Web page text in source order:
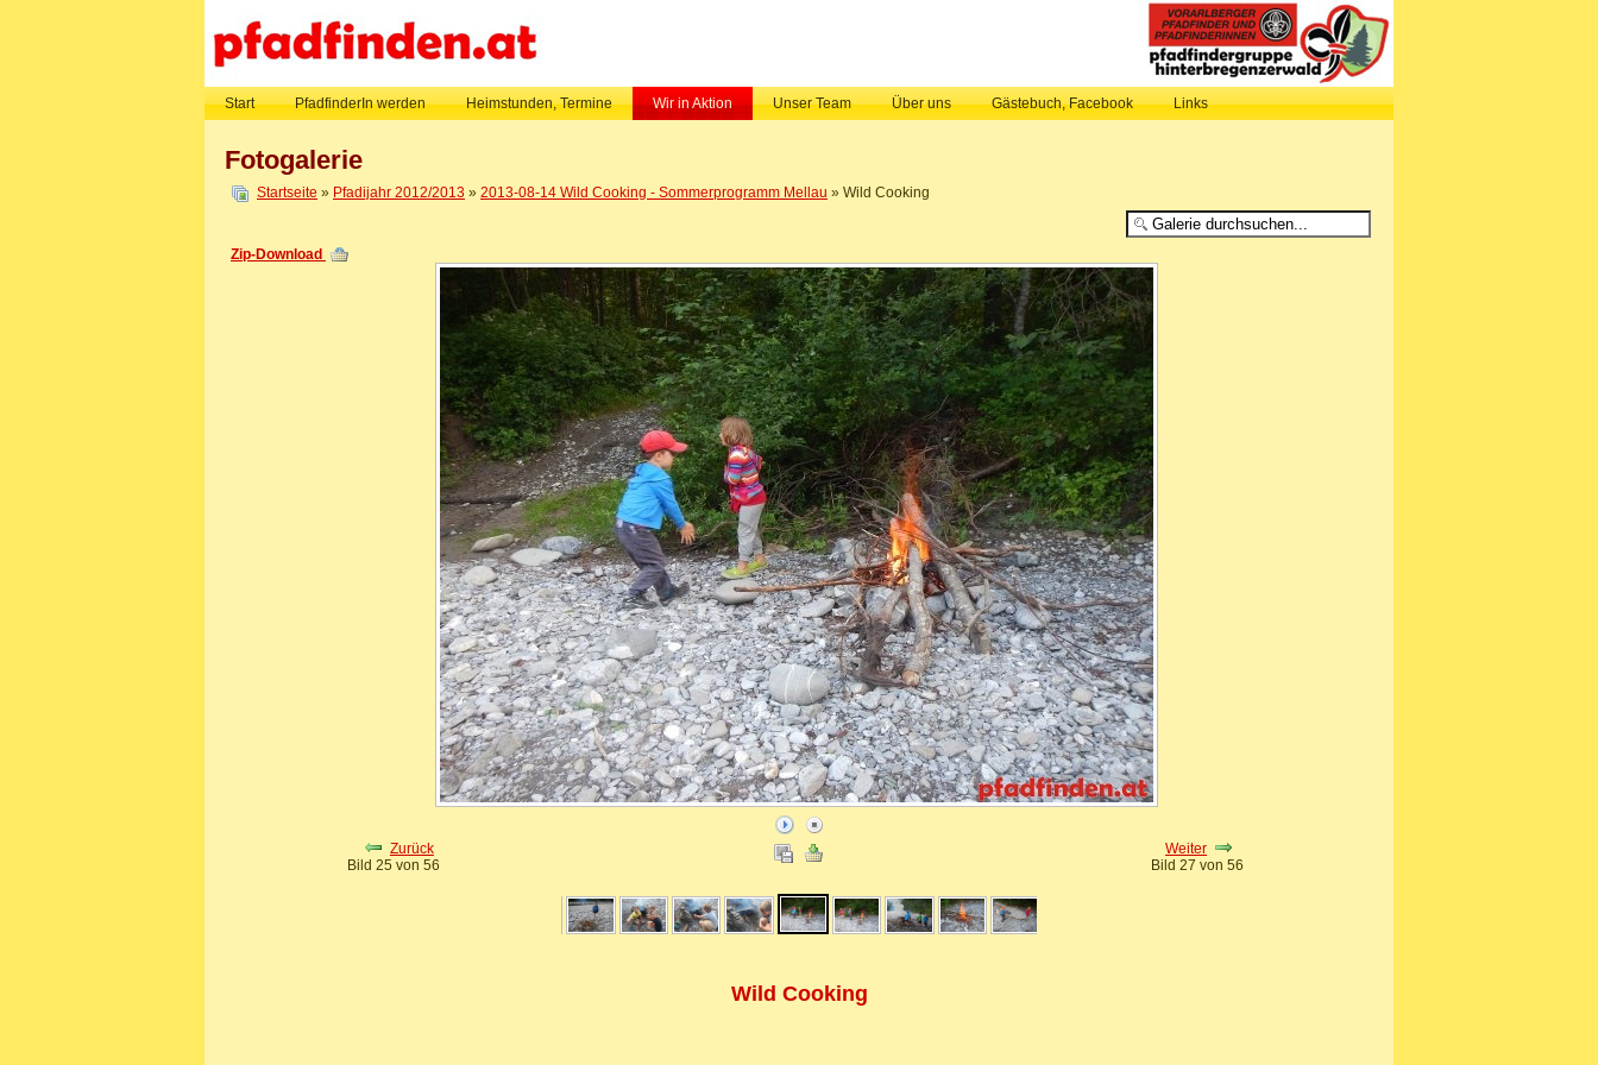
Start PfadfinderIn werden Heimstunden, Termine Wir in Aktion Unser Team Über uns Gästebuch, Facebook Links
Fotogalerie
Startseite » Pfadijahr 2012/2013 » 2013-08-14 Wild Cooking - Sommerprogramm Mellau » Wild Cooking
Zip-Download
Zurück
Bild 25 von 56
Weiter
Bild 27 von 56
Wild Cooking